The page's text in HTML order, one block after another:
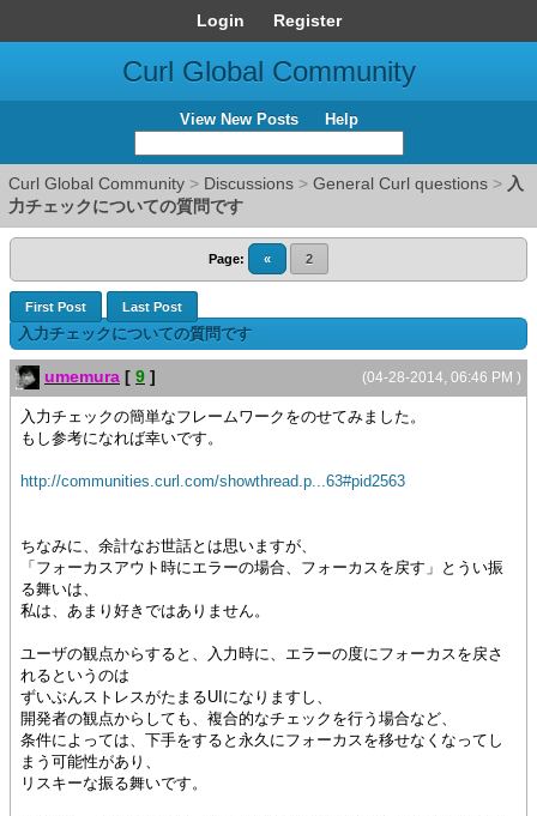
Login Register
Curl Global Community
View New Posts Help
Curl Global Community > Discussions > General Curl questions > 入
力チェックについての質問です
Page: « 2
First Post Last Post
入力チェックについての質問です
(04-28-2014, 06:46 PM )
umemura [ 9 ]
入力チェックの簡単なフレームワークをのせてみました。
もし参考になれば幸いです。
http://communities.curl.com/showthread.p...63#pid2563
ちなみに、余計なお世話とは思いますが、
「フォーカスアウト時にエラーの場合、フォーカスを戻す」とうい振
る舞いは、
私は、あまり好きではありません。
ユーザの観点からすると、入力時に、エラーの度にフォーカスを戻さ
れるというのは
ずいぶんストレスがたまるUIになりますし、
開発者の観点からしても、複合的なチェックを行う場合など、
条件によっては、下手をすると永久にフォーカスを移せなくなってし
まう可能性があり、
リスキーな振る舞いです。